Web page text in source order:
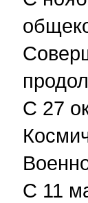
С 27
С 11